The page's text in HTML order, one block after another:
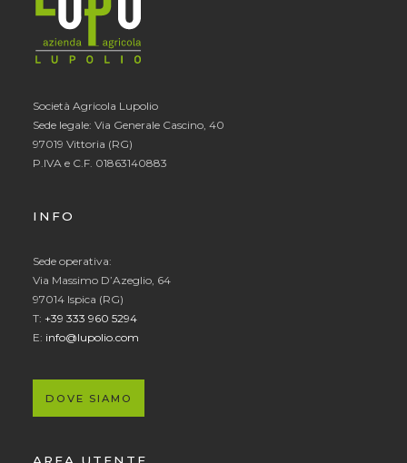
Società Agricola Lupolio
Sede legale: Via Generale Cascino, 40
97019 Vittoria (RG)
P.IVA e C.F. 01863140883
INFO
Sede operativa:
Via Massimo D’Azeglio, 64
97014 Ispica (RG)
T: +39 333 960 5294
E: info@lupolio.com
DOVE SIAMO